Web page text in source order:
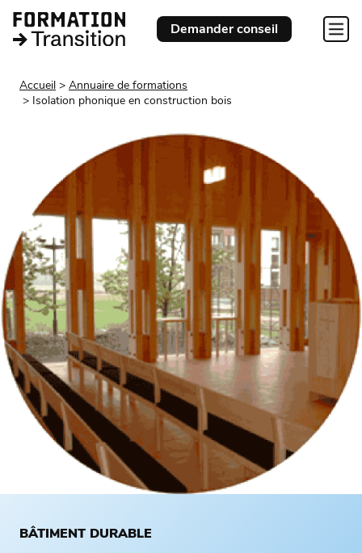
Demander conseil
Accueil
Annuaire de formations
Isolation phonique en construction bois
BÂTIMENT DURABLE